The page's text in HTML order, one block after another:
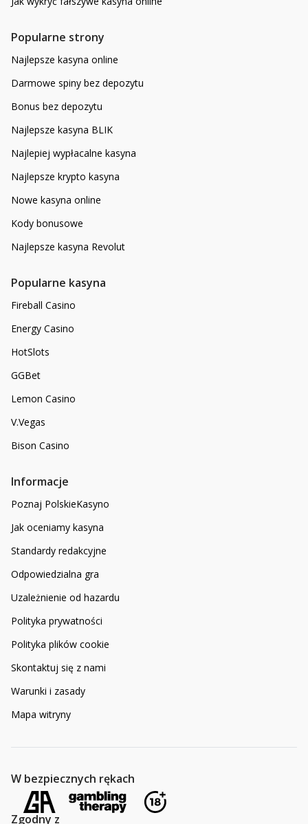
Popularne strony
Najlepsze kasyna online
Darmowe spiny bez depozytu
Bonus bez depozytu
Najlepsze kasyna BLIK
Najlepiej wypłacalne kasyna
Najlepsze krypto kasyna
Nowe kasyna online
Kody bonusowe
Najlepsze kasyna Revolut
Popularne kasyna
Fireball Casino
Energy Casino
HotSlots
GGBet
Lemon Casino
V.Vegas
Bison Casino
Informacje
Poznaj PolskieKasyno
Jak oceniamy kasyna
Standardy redakcyjne
Odpowiedzialna gra
Uzależnienie od hazardu
Polityka prywatności
Polityka plików cookie
Skontaktuj się z nami
Warunki i zasady
Mapa witryny
W bezpiecznych rękach
Zgodny z